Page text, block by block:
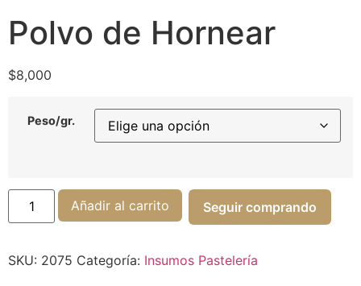
Polvo de Hornear
$8,000
Peso/gr.
Añadir al carrito Seguir comprando
SKU: 2075 Categoría: Insumos Pastelería